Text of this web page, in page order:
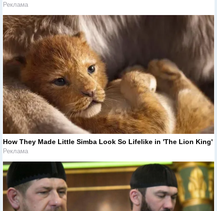
Реклама
How They Made Little Simba Look So Lifelike in 'The Lion King'
Реклама